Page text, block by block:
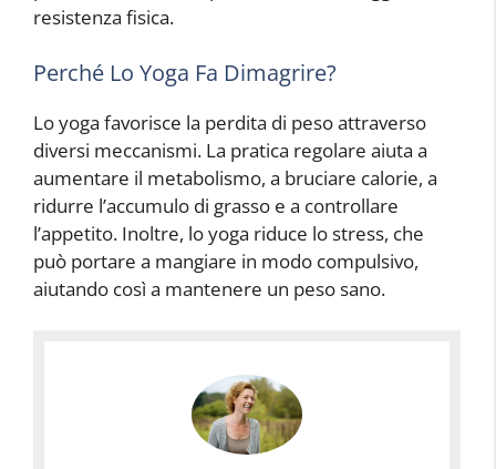
resistenza fisica.
Perché Lo Yoga Fa Dimagrire?
Lo yoga favorisce la perdita di peso attraverso
diversi meccanismi. La pratica regolare aiuta a
aumentare il metabolismo, a bruciare calorie, a
ridurre l’accumulo di grasso e a controllare
l’appetito. Inoltre, lo yoga riduce lo stress, che
può portare a mangiare in modo compulsivo,
aiutando così a mantenere un peso sano.